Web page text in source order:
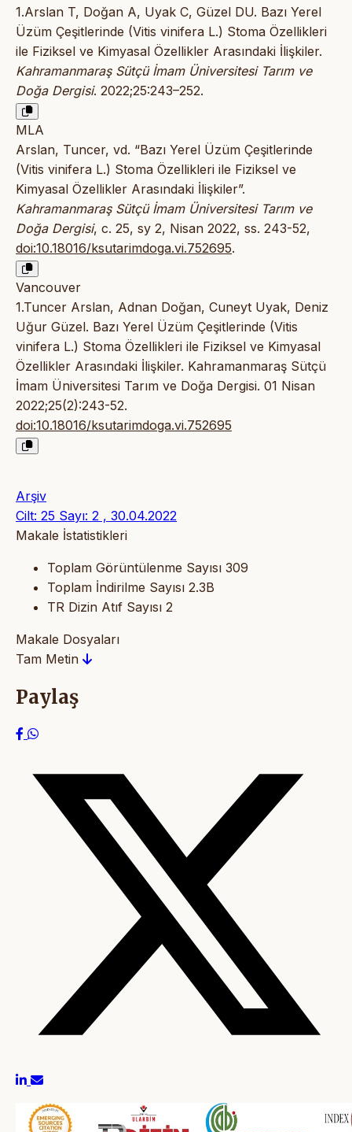
1.Arslan T, Doğan A, Uyak C, Güzel DU. Bazı Yerel
Üzüm Çeşitlerinde (Vitis vinifera L.) Stoma Özellikleri
ile Fiziksel ve Kimyasal Özellikler Arasındaki İlişkiler.
Kahramanmaraş Sütçü İmam Üniversitesi Tarım ve
Doğa Dergisi. 2022;25:243–252.
MLA
Arslan, Tuncer, vd. “Bazı Yerel Üzüm Çeşitlerinde
(Vitis vinifera L.) Stoma Özellikleri ile Fiziksel ve
Kimyasal Özellikler Arasındaki İlişkiler”.
Kahramanmaraş Sütçü İmam Üniversitesi Tarım ve
Doğa Dergisi, c. 25, sy 2, Nisan 2022, ss. 243-52,
doi:10.18016/ksutarimdoga.vi.752695.
Vancouver
1.Tuncer Arslan, Adnan Doğan, Cuneyt Uyak, Deniz
Uğur Güzel. Bazı Yerel Üzüm Çeşitlerinde (Vitis
vinifera L.) Stoma Özellikleri ile Fiziksel ve Kimyasal
Özellikler Arasındaki İlişkiler. Kahramanmaraş Sütçü
İmam Üniversitesi Tarım ve Doğa Dergisi. 01 Nisan
2022;25(2):243-52.
doi:10.18016/ksutarimdoga.vi.752695
Arşiv
Cilt: 25 Sayı: 2 , 30.04.2022
Makale İstatistikleri
Toplam Görüntülenme Sayısı 309
Toplam İndirilme Sayısı 2.3B
TR Dizin Atıf Sayısı 2
Makale Dosyaları
Tam Metin
Paylaş